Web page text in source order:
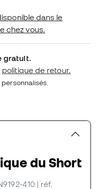
dans le
chez vous.
gratuit.
politique de retour.
du Short
410 | réf.